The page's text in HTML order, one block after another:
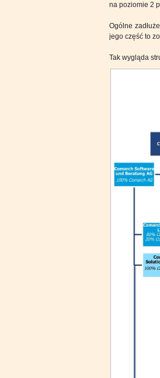
na poziomie 2
Ogólne
jego część to
Tak wygląda